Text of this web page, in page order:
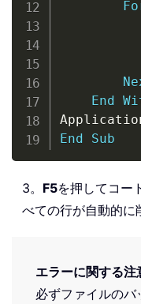
End
End
Sub
3。 F5を押してコー
べての行が自動的に
エラーに関する注
必ずファイルのバ